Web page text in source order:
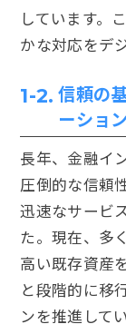
しています。
かな対応をデ
1-2. 信頼の
ーション
長年、金融イ
圧倒的な信頼
迅速なサービ
た。現在、多
高い既存資産
と段階的に移
ンを推進してい